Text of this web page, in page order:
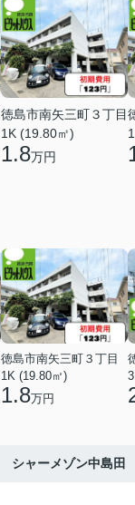
徳島市南矢三町３丁目
1K (19.80㎡)
1.8万円
徳島市南矢三町３丁目
1K (19.80㎡)
1.8万円
シャーメゾン中島田